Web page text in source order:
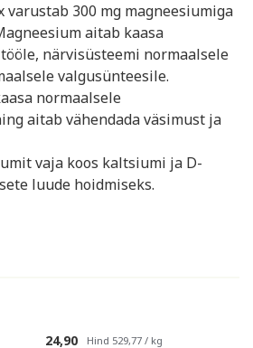
varustab 300 mg magneesiumiga
aitab kaasa
närvisüsteemi normaalsele
valgusünteesile.
normaalsele
aitab vähendada väsimust ja
vaja koos kaltsiumi ja D-
luude hoidmiseks.
24,90 Hind 529,77 / kg